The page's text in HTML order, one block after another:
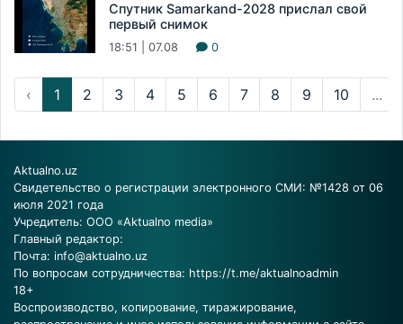
Спутник Samarkand-2028 прислал свой
первый снимок
18:51 | 07.08 0
‹ 1 2 3 4 5 6 7 8 9 10 ...
Aktualno.uz
Свидетельство о регистрации электронного СМИ: №1428 от 06
июля 2021 года
Учредитель: ООО «Aktualno media»
Главный редактор:
Почта: info@aktualno.uz
По вопросам сотрудничества: https://t.me/aktualnoadmin
18+
Воспроизводство, копирование, тиражирование,